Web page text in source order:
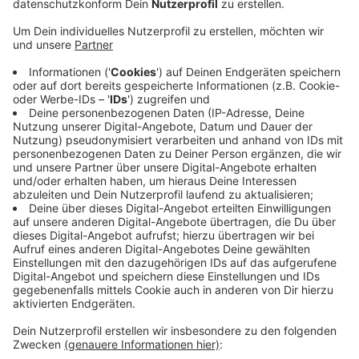
Lockerungsmaßnahmen mit einbezogen. Das
verschlechtere neben der wirtschaftlichen auch die
emotionale Situation in der Branche, heißt es vom
DEHOGA. Allerdings würde auch eine Lockerung für
das Gastgewerbe noch keine wirtschaftliche
Normalität bedeuten. Durch die Abstandsregelung
könnten Gastronomen etwa weniger Plätze für Gäste
anbieten und würden dadurch weniger Umsätze
machen können, so der DEHOGA. Deshalb fordert der
Verband für das Gastgewerbe Steuererleichterungen
und ein eigenes Rettungspaket über die bestehende
Soforthilfe hinaus.